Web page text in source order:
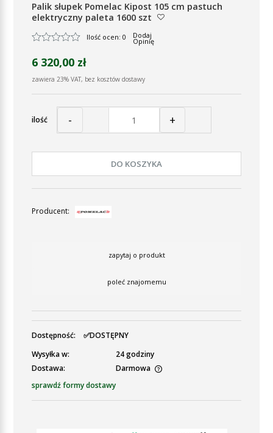
Palik słupek Pomelac Kipost 105 cm pastuch
elektryczny paleta 1600 szt
Ilość ocen: 0 Dodaj
Opinię
6 320,00 zł
zawiera 23% VAT, bez kosztów dostawy
ilość - +
DO KOSZYKA
Producent:
zapytaj o produkt
poleć znajomemu
Dostępność:
✅DOSTĘPNY
Wysyłka w:
24 godziny
Dostawa:
Darmowa
Cena nie zawiera ewentualnych kosztów płatności
sprawdź formy dostawy